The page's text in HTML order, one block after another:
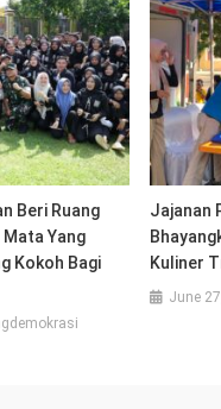
Beri Ruang
Yang
Kokoh Bagi
Jajanan
Kuliner
June